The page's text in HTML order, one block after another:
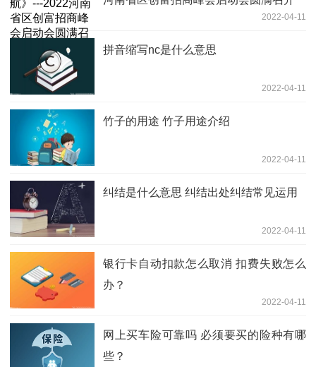
2022-04-11
拼音缩写nc是什么意思
2022-04-11
竹子的用途 竹子用途介绍
2022-04-11
纠结是什么意思 纠结出处纠结常见运用
2022-04-11
银行卡自动扣款怎么取消 扣费失败怎么
办？
2022-04-11
网上买车险可靠吗 必须要买的险种有哪
些？